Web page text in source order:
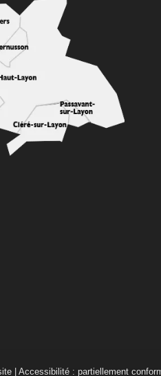
Accessibilité : partiellement